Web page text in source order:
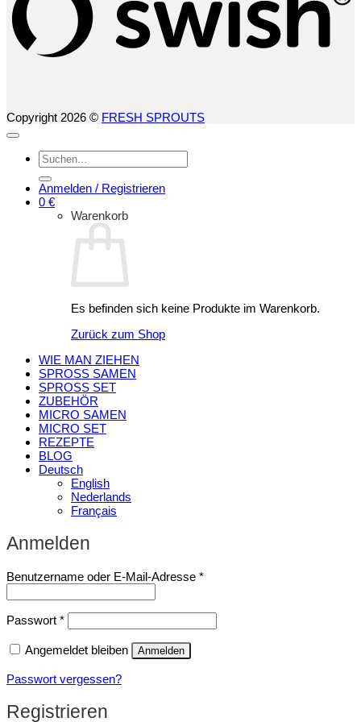
Copyright 2026 © FRESH SPROUTS
Suchen
nach:
Anmelden / Registrieren
0 €
Warenkorb
Es befinden sich keine Produkte im Warenkorb.
Zurück zum Shop
WIE MAN ZIEHEN
SPROSS SAMEN
SPROSS SET
ZUBEHÖR
MICRO SAMEN
MICRO SET
REZEPTE
BLOG
Deutsch
English
Nederlands
Français
Anmelden
Benutzername oder E-Mail-Adresse *Erforderlich
Passwort *Erforderlich
Angemeldet bleiben Anmelden
Passwort vergessen?
Registrieren